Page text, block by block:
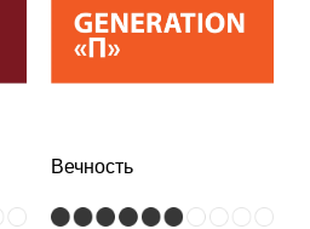
Вечность